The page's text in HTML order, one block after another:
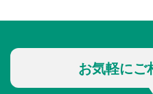
お気軽にご